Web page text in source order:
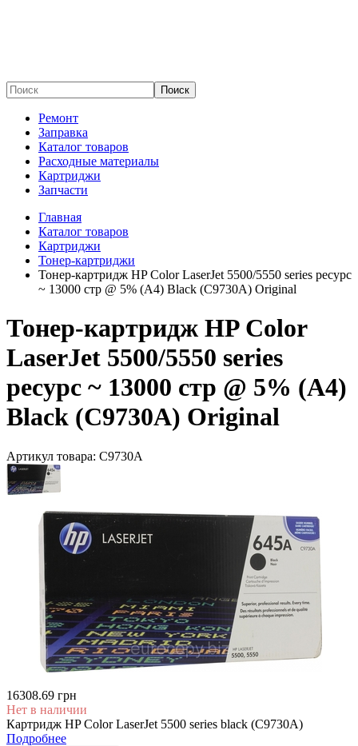
Поиск
Ремонт
Заправка
Каталог товаров
Расходные материалы
Картриджи
Запчасти
Главная
Каталог товаров
Картриджи
Тонер-картриджи
Тонер-картридж HP Color LaserJet 5500/5550 series ресурс
~ 13000 стр @ 5% (A4) Black (C9730A) Original
Тонер-картридж HP Color
LaserJet 5500/5550 series
ресурс ~ 13000 стр @ 5% (A4)
Black (C9730A) Original
Артикул товара: C9730A
16308.69 грн
Нет в наличии
Картридж HP Color LaserJet 5500 series black (C9730A)
Подробнее